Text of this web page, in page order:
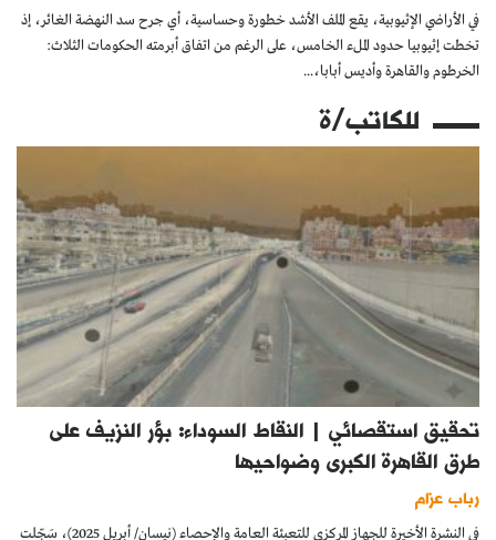
في الأراضي الإثيوبية، يقع الملف الأشد خطورة وحساسية، أي جرح سد النهضة الغائر، إذ
تخطت إثيوبيا حدود الملء الخامس، على الرغم من اتفاق أبرمته الحكومات الثلاث:
الخرطوم والقاهرة وأديس أبابا،...
للكاتب/ة
تحقيق استقصائي | النقاط السوداء: بؤر النزيف على
طرق القاهرة الكبرى وضواحيها
رباب عزام
في النشرة الأخيرة للجهاز المركزي للتعبئة العامة والإحصاء (نيسان/ أبريل 2025)، سَجّلت